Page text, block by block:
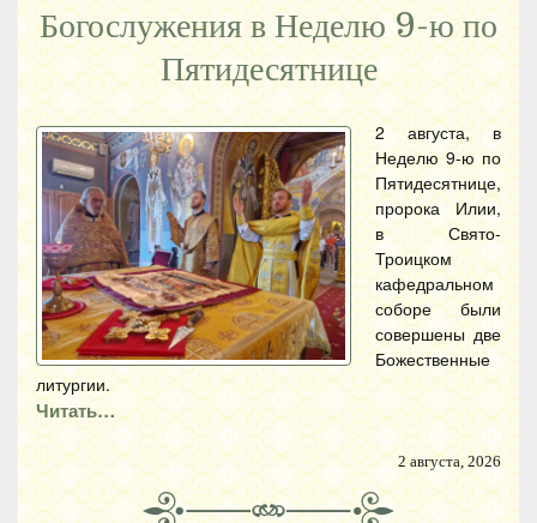
Богослужения в Неделю 9-ю по
Пятидесятнице
2 августа, в
Неделю 9-ю по
Пятидесятнице,
пророка Илии,
в Свято-
Троицком
кафедральном
соборе были
совершены две
Божественные
литургии.
Читать…
2 августа, 2026